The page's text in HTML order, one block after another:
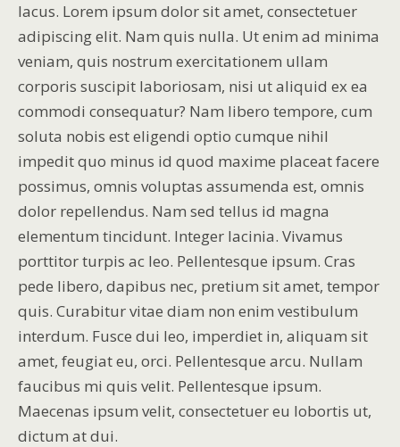
lacus. Lorem ipsum dolor sit amet, consectetuer
adipiscing elit. Nam quis nulla. Ut enim ad minima
veniam, quis nostrum exercitationem ullam
corporis suscipit laboriosam, nisi ut aliquid ex ea
commodi consequatur? Nam libero tempore, cum
soluta nobis est eligendi optio cumque nihil
impedit quo minus id quod maxime placeat facere
possimus, omnis voluptas assumenda est, omnis
dolor repellendus. Nam sed tellus id magna
elementum tincidunt. Integer lacinia. Vivamus
porttitor turpis ac leo. Pellentesque ipsum. Cras
pede libero, dapibus nec, pretium sit amet, tempor
quis. Curabitur vitae diam non enim vestibulum
interdum. Fusce dui leo, imperdiet in, aliquam sit
amet, feugiat eu, orci. Pellentesque arcu. Nullam
faucibus mi quis velit. Pellentesque ipsum.
Maecenas ipsum velit, consectetuer eu lobortis ut,
dictum at dui.